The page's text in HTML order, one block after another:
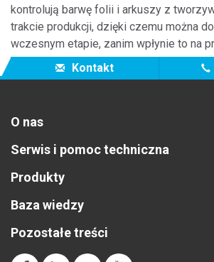
kontrolują barwę folii i arkuszy z
trakcie produkcji, dzięki czemu można
wczesnym etapie, zanim wpłynie to na
Kontakt
O nas
Serwis i pomoc techniczna
Produkty
Baza wiedzy
Pozostałe treści